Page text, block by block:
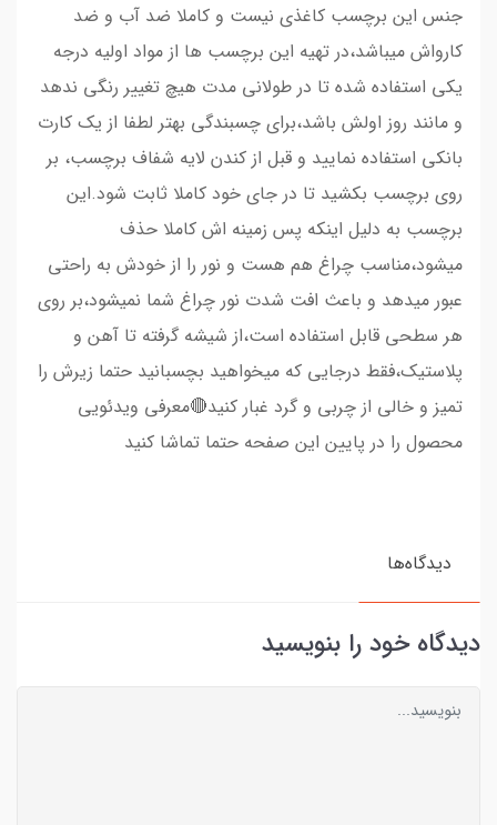
جنس این برچسب کاغذی نیست و کاملا ضد آب و ضد
کارواش میباشد،در تهیه این برچسب ها از مواد اولیه درجه
یکی استفاده شده تا در طولانی مدت هیچ تغییر رنگی ندهد
و مانند روز اولش باشد،برای چسبندگی بهتر لطفا از یک کارت
بانکی استفاده نمایید و قبل از کندن لایه شفاف برچسب، بر
روی برچسب بکشید تا در جای خود کاملا ثابت شود.این
برچسب به دلیل اینکه پس زمینه اش کاملا حذف
میشود،مناسب چراغ هم هست و نور را از خودش به راحتی
عبور میدهد و باعث افت شدت نور چراغ شما نمیشود،بر روی
هر سطحی قابل استفاده است،از شیشه گرفته تا آهن و
پلاستیک،فقط درجایی که میخواهید بچسبانید حتما زیرش را
تمیز و خالی از چربی و گرد غبار کنید🔴معرفی ویدئویی
محصول را در پایین این صفحه حتما تماشا کنید
دیدگاه‌ها
دیدگاه خود را بنویسید